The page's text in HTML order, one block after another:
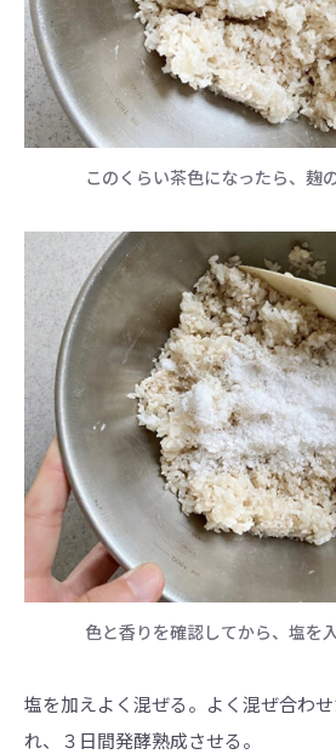
このくらい茶色になったら、麹
色と香りを確認してから、塩を
塩を加えよく混ぜる。よく混ぜ合わ
れ、３日間発酵熟成させる。